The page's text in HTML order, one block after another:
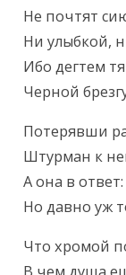
Не почтят
Ни улыбкой,
Ибо дегтем
Черной
Потерявши
Штурман к
А она в ответ:
Но давно уж
Что хромой